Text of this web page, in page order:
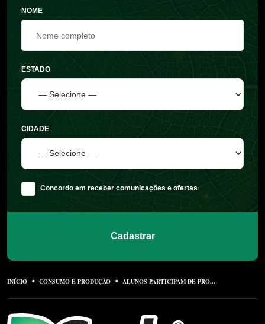
NOME
ESTADO
CIDADE
Concordo em receber comunicações e ofertas
Cadastrar
INÍCIO CONSUMO E PRODUÇÃO ALUNOS PARTICIPAM DE PRO...